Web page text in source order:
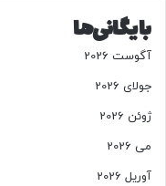
بایگانی‌ها
آگوست 2026
جولای 2026
ژوئن 2026
می 2026
آوریل 2026